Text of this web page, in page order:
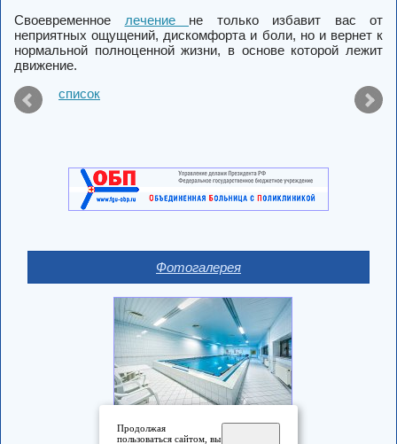
Своевременное лечение не только избавит вас от
неприятных ощущений, дискомфорта и боли, но и вернет к
нормальной полноценной жизни, в основе которой лежит
движение.
список
Фотогалерея
Продолжая
пользоваться сайтом, вы